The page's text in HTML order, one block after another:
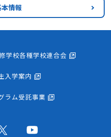
情報
学校各種学校連合会
入学案内
ラム受託事業